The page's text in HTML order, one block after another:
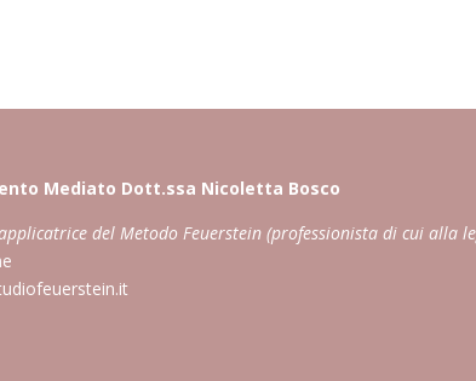
Mediato Dott.ssa Nicoletta Bosco
del Metodo Feuerstein (professionista di cui alla